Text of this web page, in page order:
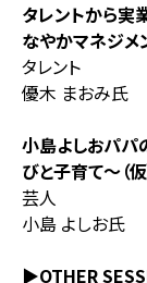
タレントから実
なやかマネジメ
タレント
優木 まおみ氏
小島よしおパパ
びと子育て〜（仮
芸人
小島 よしお氏
▶OTHER